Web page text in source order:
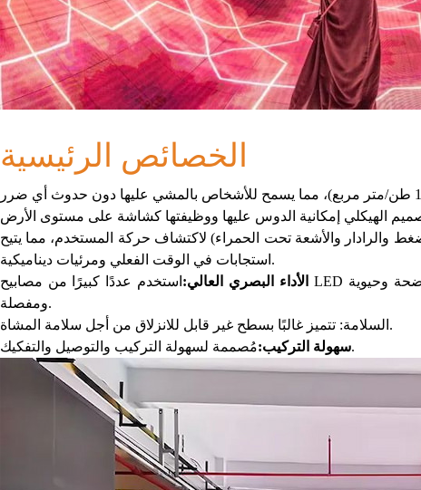
الخصائص الرئيسية
والرادار والأشعة تحت الحمراء) لاكتشاف حركة المستخدم، مما يتيح
استجابات في الوقت الفعلي ومرئيات ديناميكية.
الأداء البصري العالي: استخدم عددًا كبيرًا من مصابيح LED الصغيرة لإنشاء صور ورسوم متحركة ومقاطع فيديو واضحة وحيوية
ومفصلة.
السلامة: تتميز غالبًا بسطح غير قابل للانزلاق من أجل سلامة المشاة.
سهولة التركيب:مُصممة لسهولة التركيب والتوصيل والتفكيك.